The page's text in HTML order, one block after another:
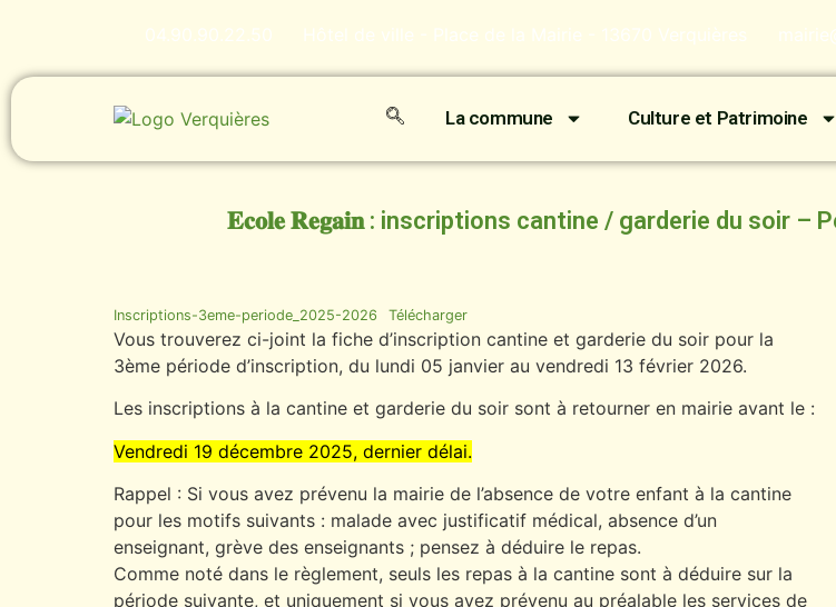
04.90.90.22.50 Hôtel de ville - Place de la Mairie - 13670 Verquières
La commune Culture et Patrimoine
𝐄𝐜𝐨𝐥𝐞 𝐑𝐞𝐠𝐚𝐢𝐧 : inscriptions cantine / garderie du soir –
Inscriptions-3eme-periode_2025-2026 Télécharger
Vous trouverez ci-joint la fiche d’inscription cantine et garderie du soir pour la
3ème période d’inscription, du lundi 05 janvier au vendredi 13 février 2026.
Les inscriptions à la cantine et garderie du soir sont à retourner en mairie avant le :
Vendredi 19 décembre 2025, dernier délai.
Rappel : Si vous avez prévenu la mairie de l’absence de votre enfant à la cantine
pour les motifs suivants : malade avec justificatif médical, absence d’un
enseignant, grève des enseignants ; pensez à déduire le repas.
Comme noté dans le règlement, seuls les repas à la cantine sont à déduire sur la
période suivante, et uniquement si vous avez prévenu au préalable les services de